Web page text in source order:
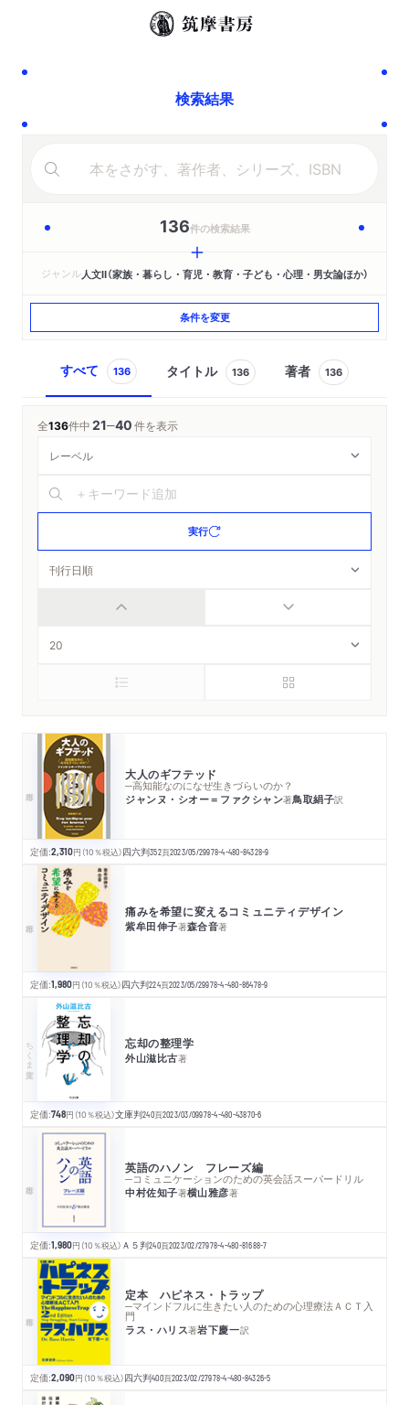
検索結果
136件の検索結果
ジャンル人文Ⅱ（家族・暮らし・育児・教育・子ども・心理・男女論ほか）
条件を変更
すべて 136 タイトル 136 著者 136
全136件中21─40件を表示
実行
大人のギフテッド
─高知能なのになぜ生きづらいのか？
ジャンヌ・シオー＝ファクシャン著鳥取絹子訳
定価:2,310円 （10％税込）四六判352頁2023/05/29978-4-480-84328-9
痛みを希望に変えるコミュニティデザイン
紫牟田伸子著森合音著
定価:1,980円 （10％税込）四六判224頁2023/05/29978-4-480-86478-9
ちくま文庫 忘却の整理学
外山滋比古著
定価:748円 （10％税込）文庫判240頁2023/03/09978-4-480-43870-6
英語のハノン フレーズ編
─コミュニケーションのための英会話スーパードリル
中村佐知子著横山雅彦著
定価:1,980円 （10％税込） Ａ５判240頁2023/02/27978-4-480-81688-7
定本 ハピネス・トラップ
─マインドフルに生きたい人のための心理療法ＡＣＴ入
門
ラス・ハリス著岩下慶一訳
定価:2,090円 （10％税込）四六判400頁2023/02/27978-4-480-84326-5